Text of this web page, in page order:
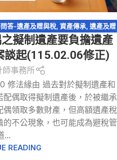
答-遺產及贈與稅 資產傳承 遺產及贈
產差額分配請求權
擬制遺產要負擔遺產
談起(115.02.06修正)
師事務所
法緣由 過去對於擬制遺產和
偶取得擬制遺產後，於被繼承
領取多數財產，但高額遺產稅
不公現象，也可能成為避稅管
...
READING